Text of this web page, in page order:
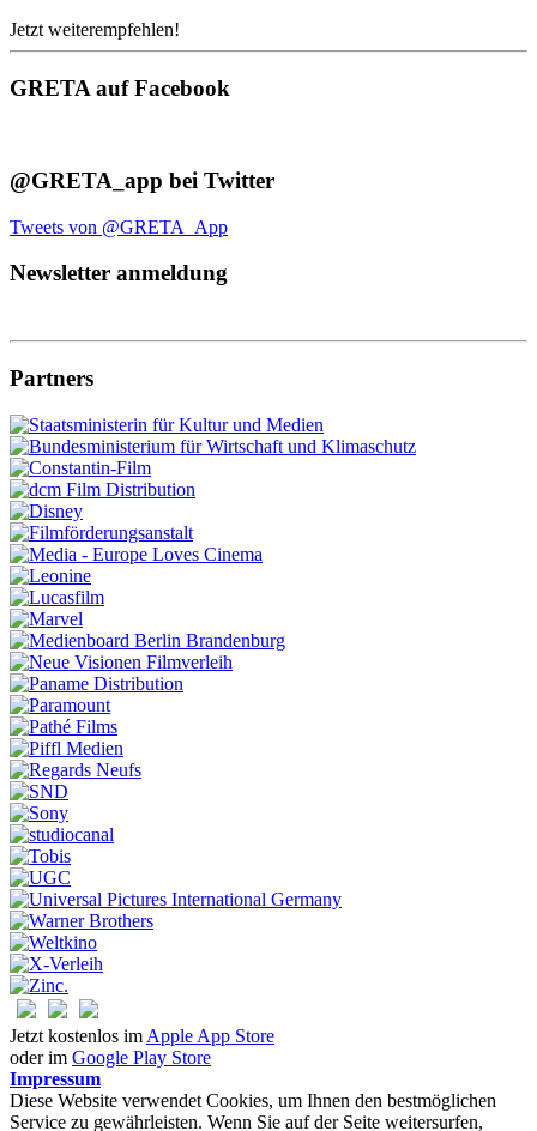
Jetzt weiterempfehlen!
GRETA auf Facebook
@GRETA_app bei Twitter
Tweets von @GRETA_App
Newsletter anmeldung
Partners
Jetzt kostenlos im Apple App Store
oder im Google Play Store
Impressum
Diese Website verwendet Cookies, um Ihnen den bestmöglichen
Service zu gewährleisten. Wenn Sie auf der Seite weitersurfen,